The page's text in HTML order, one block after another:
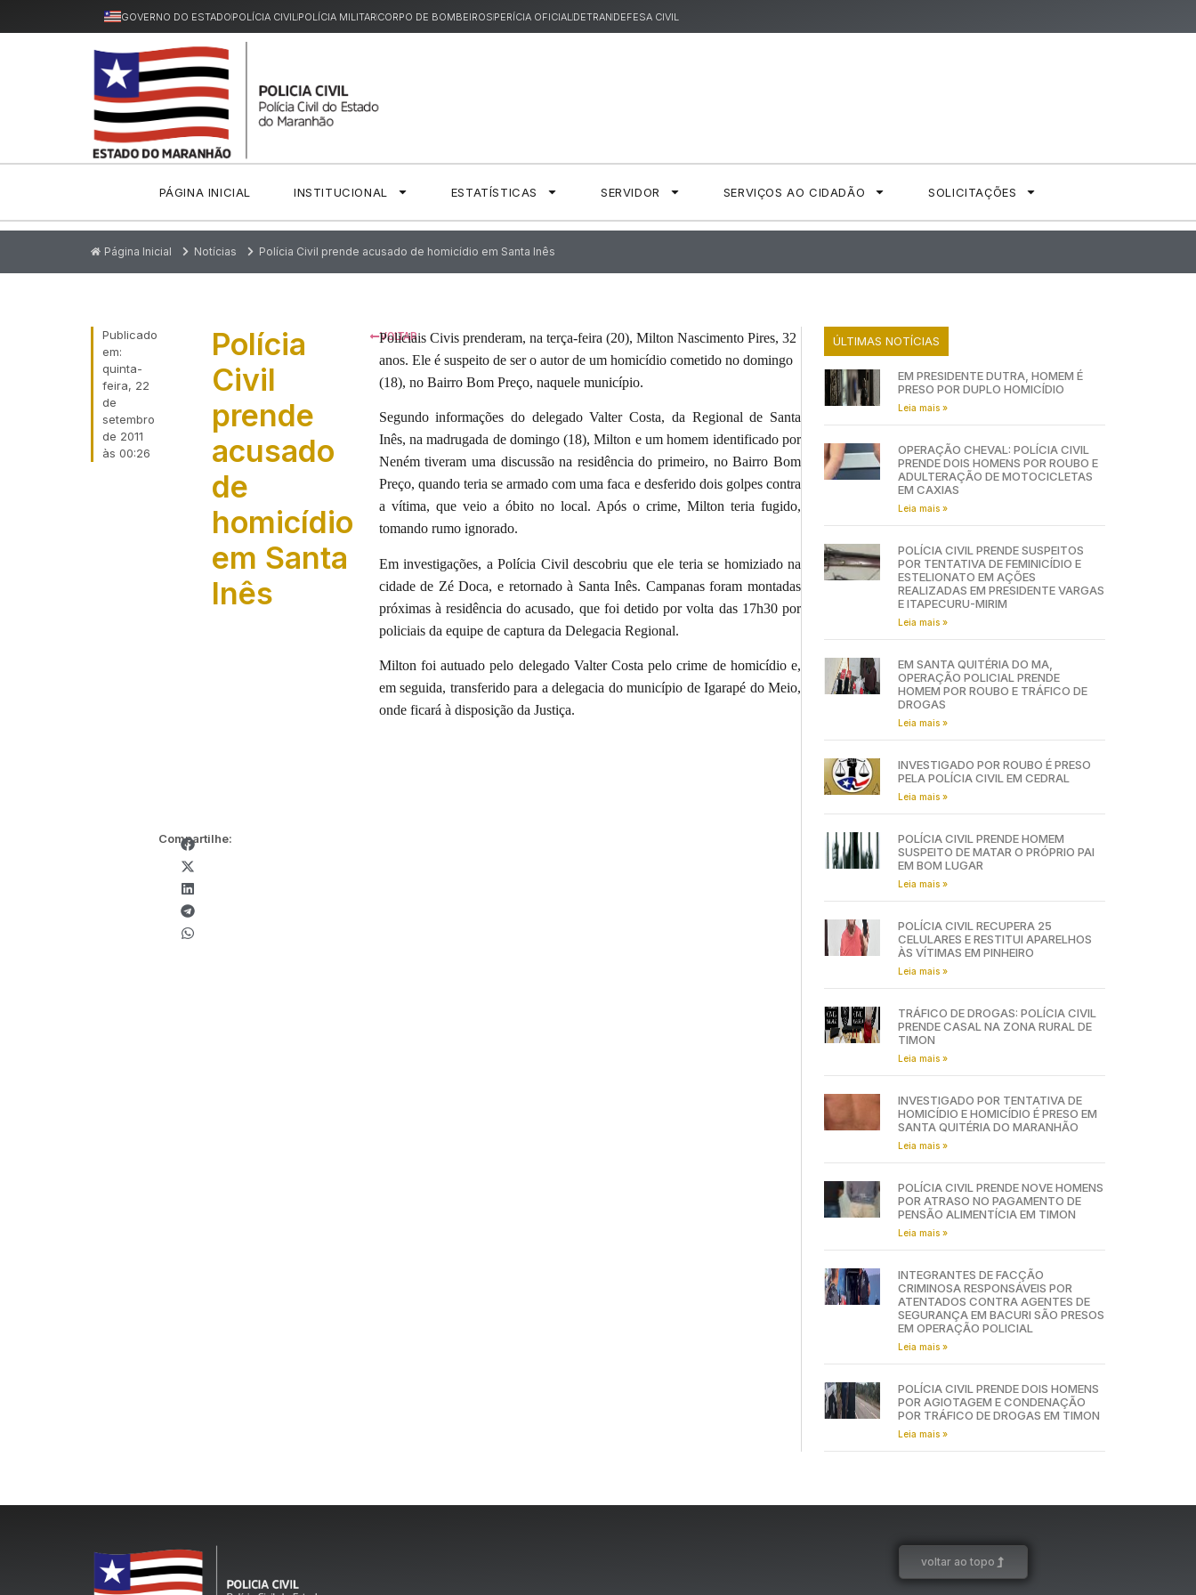
GOVERNO DO ESTADOPOLÍCIA CIVILPOLÍCIA MILITARCORPO DE BOMBEIROSPERÍCIA OFICIALDETRANDEFESA CIVIL
PÁGINA INICIAL INSTITUCIONAL ESTATÍSTICAS SERVIDOR SERVIÇOS AO CIDADÃO SOLICITAÇÕES
Página Inicial Notícias Polícia Civil prende acusado de homicídio em Santa Inês
Publicado
em:
quinta-
feira, 22
de
setembro
de 2011
às 00:26
Compartilhe:
Polícia
Civil
prende
acusado
de
homicídio
em Santa
Inês
VOLTAR
Policiais Civis prenderam, na terça-feira (20), Milton Nascimento Pires, 32
anos. Ele é suspeito de ser o autor de um homicídio cometido no domingo
(18), no Bairro Bom Preço, naquele município.
Segundo informações do delegado Valter Costa, da Regional de Santa
Inês, na madrugada de domingo (18), Milton e um homem identificado por
Neném tiveram uma discussão na residência do primeiro, no Bairro Bom
Preço, quando teria se armado com uma faca e desferido dois golpes contra
a vítima, que veio a óbito no local. Após o crime, Milton teria fugido,
tomando rumo ignorado.
Em investigações, a Polícia Civil descobriu que ele teria se homiziado na
cidade de Zé Doca, e retornado à Santa Inês. Campanas foram montadas
próximas à residência do acusado, que foi detido por volta das 17h30 por
policiais da equipe de captura da Delegacia Regional.
Milton foi autuado pelo delegado Valter Costa pelo crime de homicídio e,
em seguida, transferido para a delegacia do município de Igarapé do Meio,
onde ficará à disposição da Justiça.
ÚLTIMAS NOTÍCIAS
EM PRESIDENTE DUTRA, HOMEM É
PRESO POR DUPLO HOMICÍDIO
Leia mais »
OPERAÇÃO CHEVAL: POLÍCIA CIVIL
PRENDE DOIS HOMENS POR ROUBO E
ADULTERAÇÃO DE MOTOCICLETAS
EM CAXIAS
Leia mais »
POLÍCIA CIVIL PRENDE SUSPEITOS
POR TENTATIVA DE FEMINICÍDIO E
ESTELIONATO EM AÇÕES
REALIZADAS EM PRESIDENTE VARGAS
E ITAPECURU-MIRIM
Leia mais »
EM SANTA QUITÉRIA DO MA,
OPERAÇÃO POLICIAL PRENDE
HOMEM POR ROUBO E TRÁFICO DE
DROGAS
Leia mais »
INVESTIGADO POR ROUBO É PRESO
PELA POLÍCIA CIVIL EM CEDRAL
Leia mais »
POLÍCIA CIVIL PRENDE HOMEM
SUSPEITO DE MATAR O PRÓPRIO PAI
EM BOM LUGAR
Leia mais »
POLÍCIA CIVIL RECUPERA 25
CELULARES E RESTITUI APARELHOS
ÀS VÍTIMAS EM PINHEIRO
Leia mais »
TRÁFICO DE DROGAS: POLÍCIA CIVIL
PRENDE CASAL NA ZONA RURAL DE
TIMON
Leia mais »
INVESTIGADO POR TENTATIVA DE
HOMICÍDIO E HOMICÍDIO É PRESO EM
SANTA QUITÉRIA DO MARANHÃO
Leia mais »
POLÍCIA CIVIL PRENDE NOVE HOMENS
POR ATRASO NO PAGAMENTO DE
PENSÃO ALIMENTÍCIA EM TIMON
Leia mais »
INTEGRANTES DE FACÇÃO
CRIMINOSA RESPONSÁVEIS POR
ATENTADOS CONTRA AGENTES DE
SEGURANÇA EM BACURI SÃO PRESOS
EM OPERAÇÃO POLICIAL
Leia mais »
POLÍCIA CIVIL PRENDE DOIS HOMENS
POR AGIOTAGEM E CONDENAÇÃO
POR TRÁFICO DE DROGAS EM TIMON
Leia mais »
voltar ao topo